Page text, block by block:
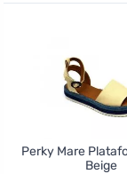
Perky Mare
Beige